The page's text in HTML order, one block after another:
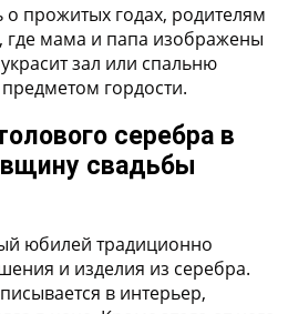
о прожитых годах, родителям
где мама и папа изображены
зал или спальню
гордости.
серебра в
свадьбы
юбилей традиционно
и изделия из серебра.
в интерьер,